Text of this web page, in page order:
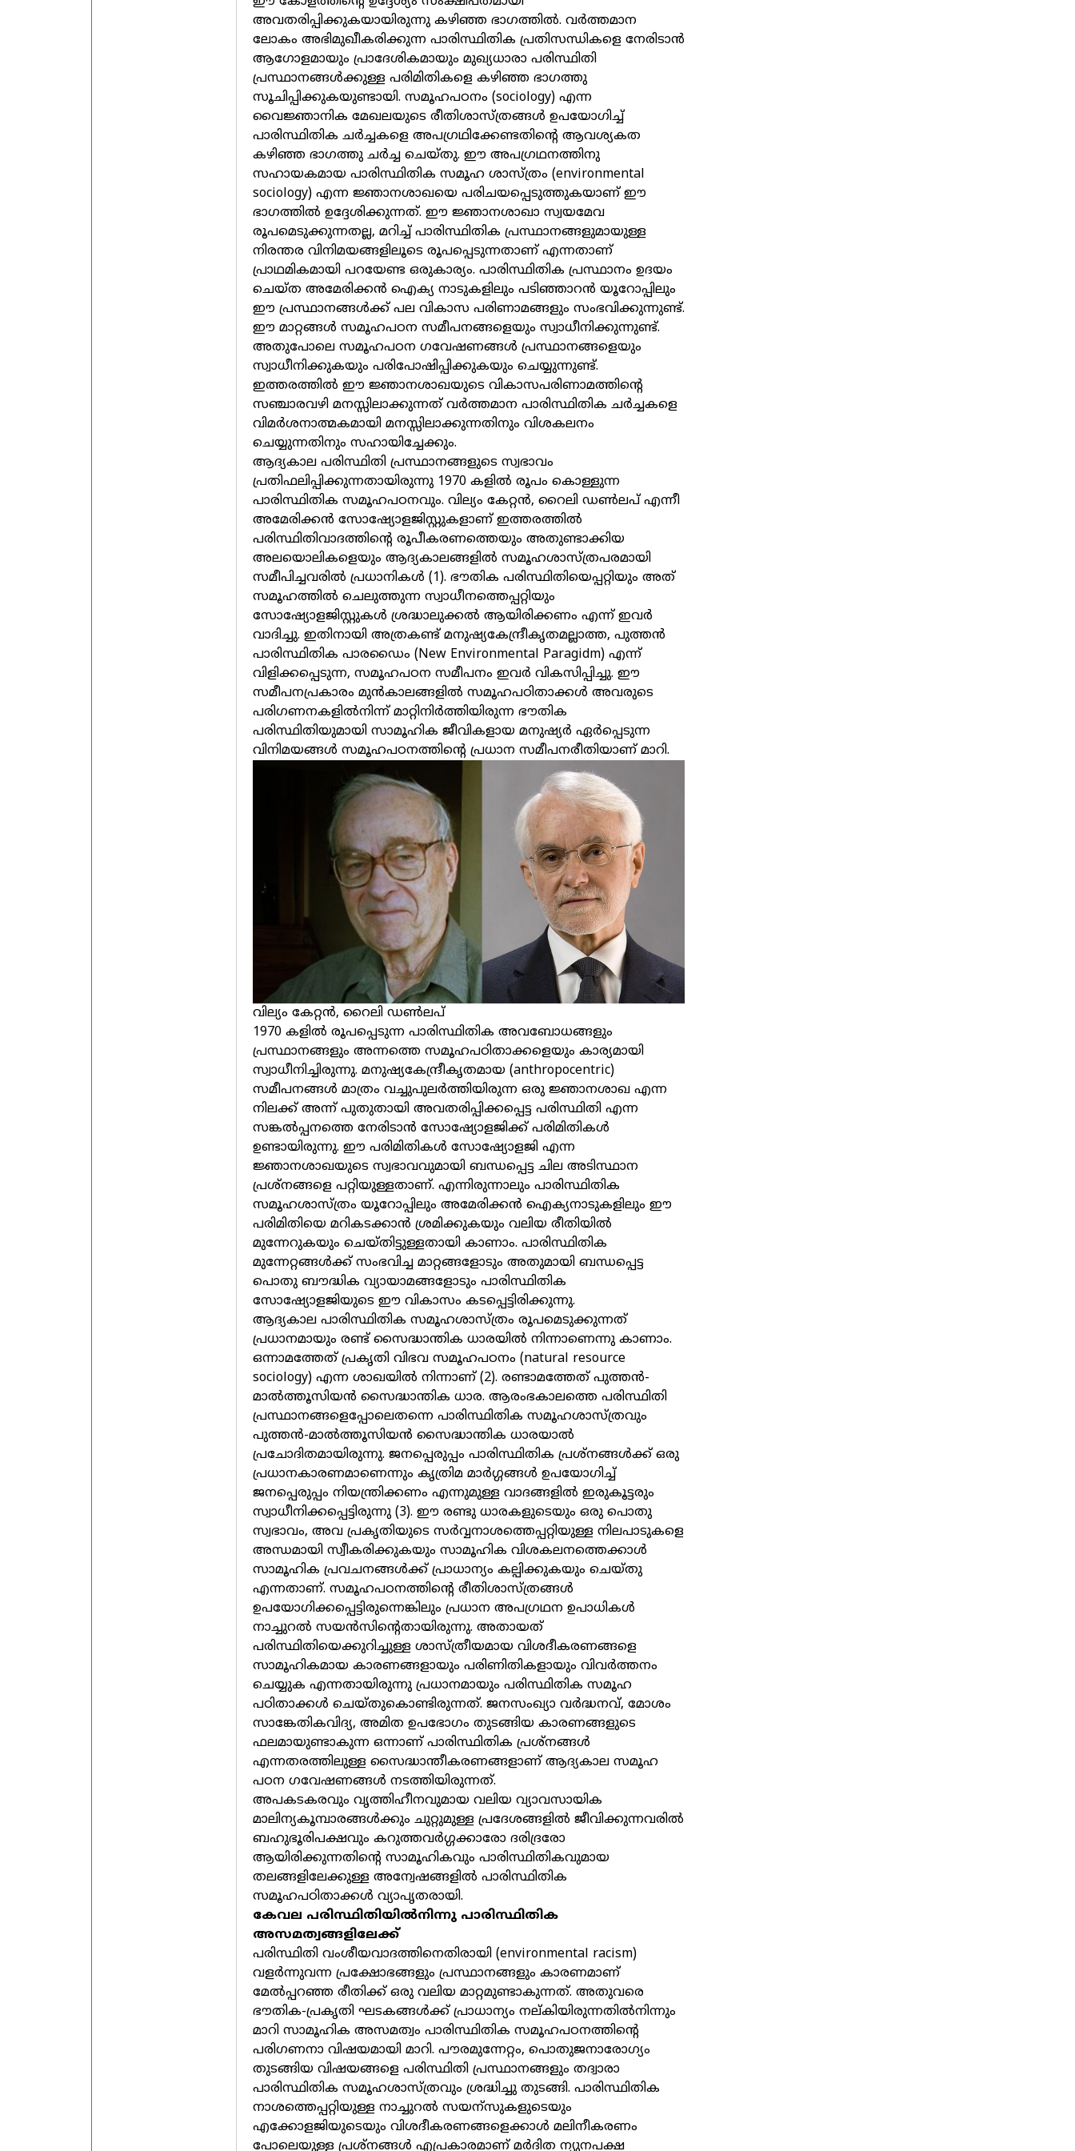
അവതരിപ്പിക്കുകയായിരുന്നു കഴിഞ്ഞ ഭാഗത്തിൽ. വർത്തമാന
ലോകം അഭിമുഖീകരിക്കുന്ന പാരിസ്ഥിതിക പ്രതിസന്ധികളെ നേരിടാൻ
ആഗോളമായും പ്രാദേശികമായും മുഖ്യധാരാ പരിസ്ഥിതി
പ്രസ്ഥാനങ്ങൾക്കുള്ള പരിമിതികളെ കഴിഞ്ഞ ഭാഗത്തു
സൂചിപ്പിക്കുകയുണ്ടായി. സമൂഹപഠനം (sociology) എന്ന
വൈജ്ഞാനിക മേഖലയുടെ രീതിശാസ്ത്രങ്ങൾ ഉപയോഗിച്ച്
പാരിസ്ഥിതിക ചർച്ചകളെ അപഗ്രഥിക്കേണ്ടതിന്റെ ആവശ്യകത
കഴിഞ്ഞ ഭാഗത്തു ചർച്ച ചെയ്തു. ഈ അപഗ്രഥനത്തിനു
സഹായകമായ പാരിസ്ഥിതിക സമൂഹ ശാസ്ത്രം (environmental
sociology) എന്ന ജ്ഞാനശാഖയെ പരിചയപ്പെടുത്തുകയാണ് ഈ
ഭാഗത്തിൽ ഉദ്ദേശിക്കുന്നത്. ഈ ജ്ഞാനശാഖാ സ്വയമേവ
രൂപമെടുക്കുന്നതല്ല, മറിച്ച് പാരിസ്ഥിതിക പ്രസ്ഥാനങ്ങളുമായുള്ള
നിരന്തര വിനിമയങ്ങളിലൂടെ രൂപപ്പെടുന്നതാണ് എന്നതാണ്
പ്രാഥമികമായി പറയേണ്ട ഒരുകാര്യം. പാരിസ്ഥിതിക പ്രസ്ഥാനം ഉദയം
ചെയ്ത അമേരിക്കൻ ഐക്യ നാടുകളിലും പടിഞ്ഞാറൻ യൂറോപ്പിലും
ഈ പ്രസ്ഥാനങ്ങൾക്ക് പല വികാസ പരിണാമങ്ങളും സംഭവിക്കുന്നുണ്ട്.
ഈ മാറ്റങ്ങൾ സമൂഹപഠന സമീപനങ്ങളെയും സ്വാധീനിക്കുന്നുണ്ട്.
അതുപോലെ സമൂഹപഠന ഗവേഷണങ്ങൾ പ്രസ്ഥാനങ്ങളെയും
സ്വാധീനിക്കുകയും പരിപോഷിപ്പിക്കുകയും ചെയ്യുന്നുണ്ട്.
ഇത്തരത്തിൽ ഈ ജ്ഞാനശാഖയുടെ വികാസപരിണാമത്തിന്റെ
സഞ്ചാരവഴി മനസ്സിലാക്കുന്നത് വർത്തമാന പാരിസ്ഥിതിക ചർച്ചകളെ
വിമർശനാത്മകമായി മനസ്സിലാക്കുന്നതിനും വിശകലനം
ചെയ്യുന്നതിനും സഹായിച്ചേക്കും.
ആദ്യകാല പരിസ്ഥിതി പ്രസ്ഥാനങ്ങളുടെ സ്വഭാവം
പ്രതിഫലിപ്പിക്കുന്നതായിരുന്നു 1970 കളിൽ രൂപം കൊള്ളുന്ന
പാരിസ്ഥിതിക സമൂഹപഠനവും. വില്യം കേറ്റൻ, റൈലി ഡൺലപ് എന്നീ
അമേരിക്കൻ സോഷ്യോളജിസ്റ്റുകളാണ് ഇത്തരത്തിൽ
പരിസ്ഥിതിവാദത്തിന്റെ രൂപീകരണത്തെയും അതുണ്ടാക്കിയ
അലയൊലികളെയും ആദ്യകാലങ്ങളിൽ സമൂഹശാസ്ത്രപരമായി
സമീപിച്ചവരിൽ പ്രധാനികൾ (1). ഭൗതിക പരിസ്ഥിതിയെപ്പറ്റിയും അത്
സമൂഹത്തിൽ ചെലുത്തുന്ന സ്വാധീനത്തെപ്പറ്റിയും
സോഷ്യോളജിസ്റ്റുകൾ ശ്രദ്ധാലുക്കൽ ആയിരിക്കണം എന്ന് ഇവർ
വാദിച്ചു. ഇതിനായി അത്രകണ്ട് മനുഷ്യകേന്ദ്രീകൃതമല്ലാത്ത, പുത്തൻ
പാരിസ്ഥിതിക പാരഡൈം (New Environmental Paragidm) എന്ന്
വിളിക്കപ്പെടുന്ന, സമൂഹപഠന സമീപനം ഇവർ വികസിപ്പിച്ചു. ഈ
സമീപനപ്രകാരം മുൻകാലങ്ങളിൽ സമൂഹപഠിതാക്കൾ അവരുടെ
പരിഗണനകളിൽനിന്ന് മാറ്റിനിർത്തിയിരുന്ന ഭൗതിക
പരിസ്ഥിതിയുമായി സാമൂഹിക ജീവികളായ മനുഷ്യർ ഏർപ്പെടുന്ന
വിനിമയങ്ങൾ സമൂഹപഠനത്തിന്റെ പ്രധാന സമീപനരീതിയാണ് മാറി.
വില്യം കേറ്റൻ, റൈലി ഡൺലപ്
1970 കളിൽ രൂപപ്പെടുന്ന പാരിസ്ഥിതിക അവബോധങ്ങളും
പ്രസ്ഥാനങ്ങളും അന്നത്തെ സമൂഹപഠിതാക്കളെയും കാര്യമായി
സ്വാധീനിച്ചിരുന്നു. മനുഷ്യകേന്ദ്രീകൃതമായ (anthropocentric)
സമീപനങ്ങൾ മാത്രം വച്ചുപുലർത്തിയിരുന്ന ഒരു ജ്ഞാനശാഖ എന്ന
നിലക്ക് അന്ന് പുതുതായി അവതരിപ്പിക്കപ്പെട്ട പരിസ്ഥിതി എന്ന
സങ്കൽപ്പനത്തെ നേരിടാൻ സോഷ്യോളജിക്ക് പരിമിതികൾ
ഉണ്ടായിരുന്നു. ഈ പരിമിതികൾ സോഷ്യോളജി എന്ന
ജ്ഞാനശാഖയുടെ സ്വഭാവവുമായി ബന്ധപ്പെട്ട ചില അടിസ്ഥാന
പ്രശ്നങ്ങളെ പറ്റിയുള്ളതാണ്. എന്നിരുന്നാലും പാരിസ്ഥിതിക
സമൂഹശാസ്ത്രം യൂറോപ്പിലും അമേരിക്കൻ ഐക്യനാടുകളിലും ഈ
പരിമിതിയെ മറികടക്കാൻ ശ്രമിക്കുകയും വലിയ രീതിയിൽ
മുന്നേറുകയും ചെയ്തിട്ടുള്ളതായി കാണാം. പാരിസ്ഥിതിക
മുന്നേറ്റങ്ങൾക്ക് സംഭവിച്ച മാറ്റങ്ങളോടും അതുമായി ബന്ധപ്പെട്ട
പൊതു ബൗദ്ധിക വ്യായാമങ്ങളോടും പാരിസ്ഥിതിക
സോഷ്യോളജിയുടെ ഈ വികാസം കടപ്പെട്ടിരിക്കുന്നു.
ആദ്യകാല പാരിസ്ഥിതിക സമൂഹശാസ്ത്രം രൂപമെടുക്കുന്നത്
പ്രധാനമായും രണ്ട് സൈദ്ധാന്തിക ധാരയിൽ നിന്നാണെന്നു കാണാം.
ഒന്നാമത്തേത് പ്രകൃതി വിഭവ സമൂഹപഠനം (natural resource
sociology) എന്ന ശാഖയിൽ നിന്നാണ് (2). രണ്ടാമത്തേത് പുത്തൻ-
മാൽത്തൂസിയൻ സൈദ്ധാന്തിക ധാര. ആരംഭകാലത്തെ പരിസ്ഥിതി
പ്രസ്ഥാനങ്ങളെപ്പോലെതന്നെ പാരിസ്ഥിതിക സമൂഹശാസ്ത്രവും
പുത്തൻ-മാൽത്തൂസിയൻ സൈദ്ധാന്തിക ധാരയാൽ
പ്രചോദിതമായിരുന്നു. ജനപ്പെരുപ്പം പാരിസ്ഥിതിക പ്രശ്നങ്ങൾക്ക് ഒരു
പ്രധാനകാരണമാണെന്നും കൃത്രിമ മാർഗ്ഗങ്ങൾ ഉപയോഗിച്ച്
ജനപ്പെരുപ്പം നിയന്ത്രിക്കണം എന്നുമുള്ള വാദങ്ങളിൽ ഇരുകൂട്ടരും
സ്വാധീനിക്കപ്പെട്ടിരുന്നു (3). ഈ രണ്ടു ധാരകളുടെയും ഒരു പൊതു
സ്വഭാവം, അവ പ്രകൃതിയുടെ സർവ്വനാശത്തെപ്പറ്റിയുള്ള നിലപാടുകളെ
അന്ധമായി സ്വീകരിക്കുകയും സാമൂഹിക വിശകലനത്തെക്കാൾ
സാമൂഹിക പ്രവചനങ്ങൾക്ക് പ്രാധാന്യം കല്പിക്കുകയും ചെയ്തു
എന്നതാണ്. സമൂഹപഠനത്തിന്റെ രീതിശാസ്ത്രങ്ങൾ
ഉപയോഗിക്കപ്പെട്ടിരുന്നെങ്കിലും പ്രധാന അപഗ്രഥന ഉപാധികൾ
നാച്ചുറൽ സയൻസിന്റെതായിരുന്നു. അതായത്
പരിസ്ഥിതിയെക്കുറിച്ചുള്ള ശാസ്ത്രീയമായ വിശദീകരണങ്ങളെ
സാമൂഹികമായ കാരണങ്ങളായും പരിണിതികളായും വിവർത്തനം
ചെയ്യുക എന്നതായിരുന്നു പ്രധാനമായും പരിസ്ഥിതിക സമൂഹ
പഠിതാക്കൾ ചെയ്തുകൊണ്ടിരുന്നത്. ജനസംഖ്യാ വർദ്ധനവ്, മോശം
സാങ്കേതികവിദ്യ, അമിത ഉപഭോഗം തുടങ്ങിയ കാരണങ്ങളുടെ
ഫലമായുണ്ടാകുന്ന ഒന്നാണ് പാരിസ്ഥിതിക പ്രശ്നങ്ങൾ
എന്നതരത്തിലുള്ള സൈദ്ധാന്തീകരണങ്ങളാണ് ആദ്യകാല സമൂഹ
പഠന ഗവേഷണങ്ങൾ നടത്തിയിരുന്നത്.
അപകടകരവും വൃത്തിഹീനവുമായ വലിയ വ്യാവസായിക
മാലിന്യകൂമ്പാരങ്ങൾക്കും ചുറ്റുമുള്ള പ്രദേശങ്ങളിൽ ജീവിക്കുന്നവരിൽ
ബഹുഭൂരിപക്ഷവും കറുത്തവർഗ്ഗക്കാരോ ദരിദ്രരോ
ആയിരിക്കുന്നതിന്റെ സാമൂഹികവും പാരിസ്ഥിതികവുമായ
തലങ്ങളിലേക്കുള്ള അന്വേഷങ്ങളിൽ പാരിസ്ഥിതിക
സമൂഹപഠിതാക്കൾ വ്യാപൃതരായി.
കേവല പരിസ്ഥിതിയിൽനിന്നു പാരിസ്ഥിതിക
അസമത്വങ്ങളിലേക്ക്
പരിസ്ഥിതി വംശീയവാദത്തിനെതിരായി (environmental racism)
വളർന്നുവന്ന പ്രക്ഷോഭങ്ങളും പ്രസ്ഥാനങ്ങളും കാരണമാണ്
മേൽപ്പറഞ്ഞ രീതിക്ക് ഒരു വലിയ മാറ്റമുണ്ടാകുന്നത്. അതുവരെ
ഭൗതിക-പ്രകൃതി ഘടകങ്ങൾക്ക് പ്രാധാന്യം നല്കിയിരുന്നതിൽനിന്നും
മാറി സാമൂഹിക അസമത്വം പാരിസ്ഥിതിക സമൂഹപഠനത്തിന്റെ
പരിഗണനാ വിഷയമായി മാറി. പൗരമുന്നേറ്റം, പൊതുജനാരോഗ്യം
തുടങ്ങിയ വിഷയങ്ങളെ പരിസ്ഥിതി പ്രസ്ഥാനങ്ങളും തദ്വാരാ
പാരിസ്ഥിതിക സമൂഹശാസ്ത്രവും ശ്രദ്ധിച്ചു തുടങ്ങി. പാരിസ്ഥിതിക
നാശത്തെപ്പറ്റിയുള്ള നാച്ചുറൽ സയന്സുകളുടെയും
എക്കോളജിയുടെയും വിശദീകരണങ്ങളെക്കാൾ മലിനീകരണം
പോലെയുള്ള പ്രശ്നങ്ങൾ എപ്രകാരമാണ് മർദിത ന്യുനപക്ഷ